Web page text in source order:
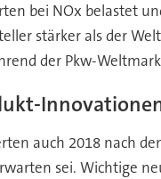
bei NOx belastet
stärker als der
der Pkw-
auch 2018 nach
sei. Wichtige